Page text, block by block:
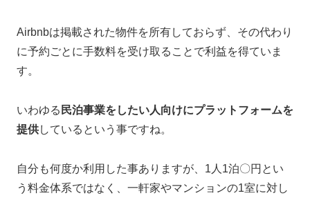
Airbnbは掲載された物件を所有しておらず、その代わり
に予約ごとに手数料を受け取ることで利益を得ていま
す。
いわゆる 民泊事業をしたい人向けにプラットフォームを
提供しているという事ですね。
自分も何度か利用した事ありますが、1人1泊〇円とい
う料金体系ではなく、一軒家やマンションの1室に対し